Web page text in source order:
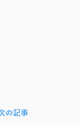
の記事